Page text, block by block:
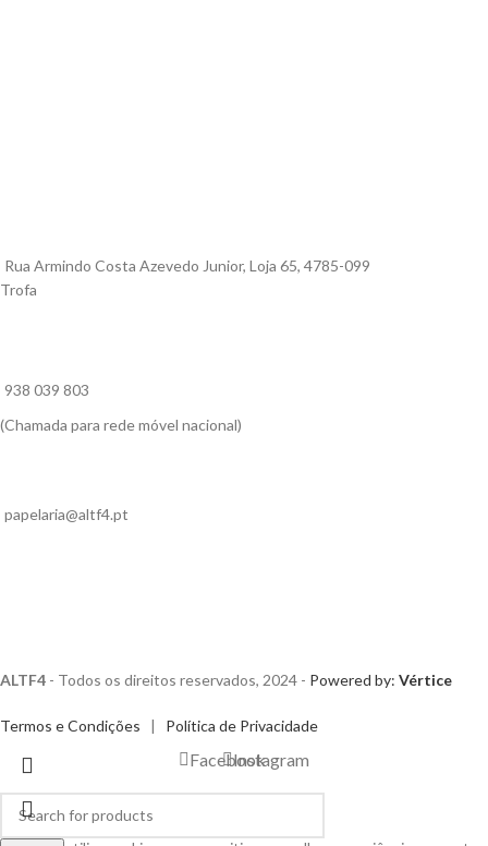
Rua Armindo Costa Azevedo Junior, Loja 65, 4785-099
Trofa
938 039 803
(Chamada para rede móvel nacional)
papelaria@altf4.pt
ALTF4 - Todos os direitos reservados, 2024 - Powered by: Vértice
Termos e Condições | Política de Privacidade
FacebookInstagram